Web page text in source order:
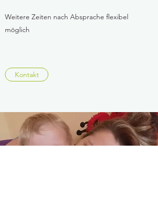
Weitere Zeiten nach Absprache flexibel
möglich
Kontakt